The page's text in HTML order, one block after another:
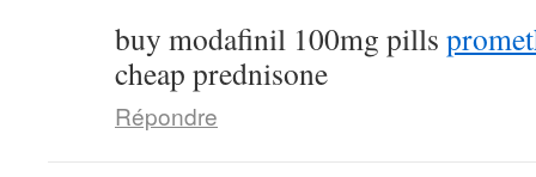
buy modafinil 100mg pills
cheap prednisone
Répondre